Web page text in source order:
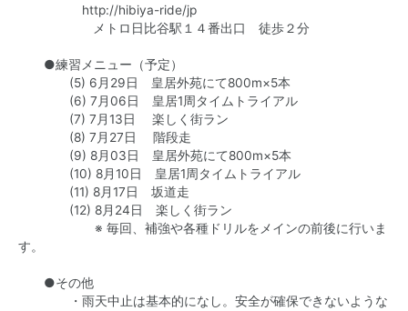
http://hibiya-ride/jp
メトロ日比谷駅１４番出口 徒歩２分
●練習メニュー（予定）
(5) 6月29日 皇居外苑にて800m×5本
(6) 7月06日 皇居1周タイムトライアル
(7) 7月13日 楽しく街ラン
(8) 7月27日 階段走
(9) 8月03日 皇居外苑にて800m×5本
(10) 8月10日 皇居1周タイムトライアル
(11) 8月17日 坂道走
(12) 8月24日 楽しく街ラン
※ 毎回、補強や各種ドリルをメインの前後に行いま
す。
●その他
・雨天中止は基本的になし。安全が確保できないような